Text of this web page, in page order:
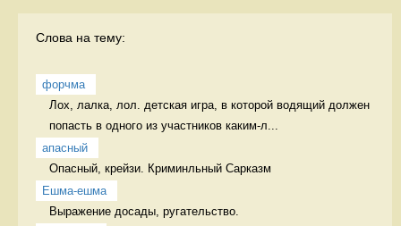
Слова на тему:
форчма
Лох, лалка, лол. детская игра, в которой водящий должен
попасть в одного из участников каким-л...
апасный
Опасный, крейзи. Криминльный Сарказм
Ешма-ешма
Выражение досады, ругательство.